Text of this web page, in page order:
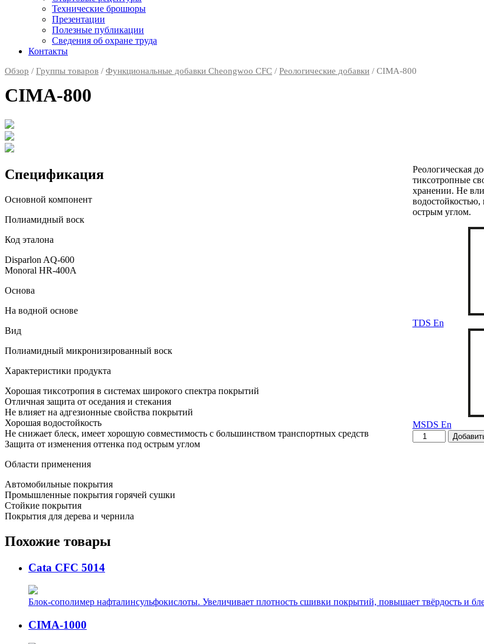
Технические брошюры
Презентации
Полезные публикации
Сведения об охране труда
Контакты
Обзор / Группы товаров / Функциональные добавки Cheongwoo СFC / Реологические добавки / CIMA-800
CIMA-800
Реологическая
тиксотропные
хранении. Не
острым углом.
TDS En
MSDS En
Количество
товара
Спецификация
Основной компонент
Полиамидный воск
Код эталона
Disparlon AQ-600
Monoral HR-400A
Основа
На водной основе
Вид
Полиамидный микронизированный воск
Характеристики продукта
Хорошая тиксотропия в системах широкого спектра покрытий
Отличная защита от оседания и стекания
Не влияет на адгезионные свойства покрытий
Хорошая водостойкость
Не снижает блеск, имеет хорошую совместимость с большинством транспортных средств
Защита от изменения оттенка под острым углом
Области применения
Автомобильные покрытия
Промышленные покрытия горячей сушки
Стойкие покрытия
Покрытия для дерева и чернила
Похожие товары
Cata CFC 5014
Блок-сополимер нафталинсульфокислоты. Увеличивает плотность сшивки покрытий, повышает твёрдость и
CIMA-1000